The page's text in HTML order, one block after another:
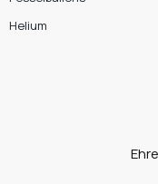
Helium